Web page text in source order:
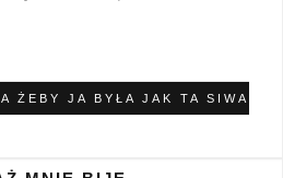
ŻEBY JA BYŁA JAK TA SIWA